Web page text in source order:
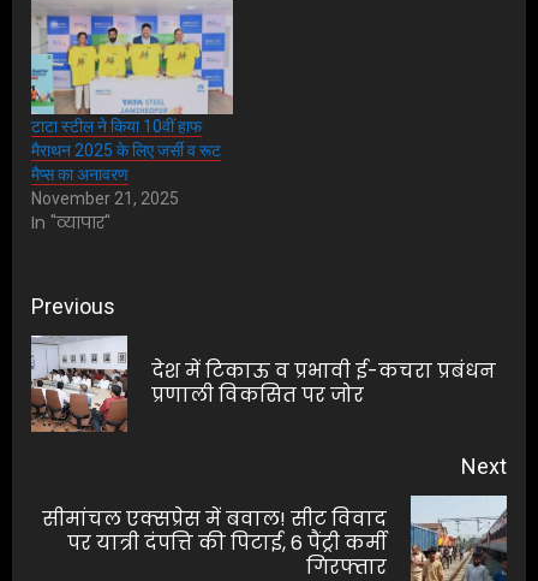
टाटा स्टील ने किया 10वीं हाफ
मैराथन 2025 के लिए जर्सी व रूट
मैप्स का अनावरण
November 21, 2025
In "व्यापार"
Post
navigation
Previous
देश में टिकाऊ व प्रभावी ई-कचरा प्रबंधन
प्रणाली विकसित पर जोर
Next
Next
सीमांचल एक्सप्रेस में बवाल! सीट विवाद
पर यात्री दंपत्ति की पिटाई, 6 पैंट्री कर्मी
गिरफ्तार